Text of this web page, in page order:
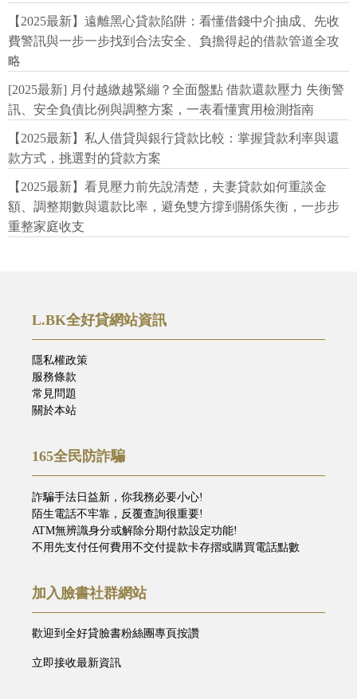
【2025最新】遠離黑心貸款陷阱：看懂借錢中介抽成、先收
費警訊與一步一步找到合法安全、負擔得起的借款管道全攻
略
[2025最新] 月付越繳越緊繃？全面盤點 借款還款壓力 失衡警
訊、安全負債比例與調整方案，一表看懂實用檢測指南
【2025最新】私人借貸與銀行貸款比較：掌握貸款利率與還
款方式，挑選對的貸款方案
【2025最新】看見壓力前先說清楚，夫妻貸款如何重談金
額、調整期數與還款比率，避免雙方撐到關係失衡，一步步
重整家庭收支
L.BK全好貸網站資訊
隱私權政策
服務條款
常見問題
關於本站
165全民防詐騙
詐騙手法日益新，你我務必要小心!
陌生電話不牢靠，反覆查詢很重要!
ATM無辨識身分或解除分期付款設定功能!
不用先支付任何費用不交付提款卡存摺或購買電話點數
加入臉書社群網站
歡迎到全好貸臉書粉絲團專頁按讚
立即接收最新資訊